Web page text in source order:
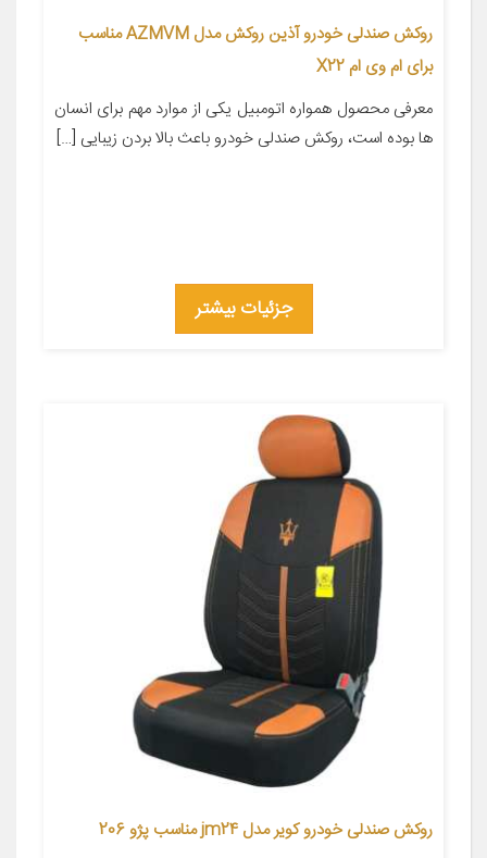
روکش صندلی خودرو آذین روکش مدل AZMVM مناسب
برای ام وی ام X22
معرفی محصول همواره اتومبیل یکی از موارد مهم برای انسان
ها بوده است، روکش صندلی خودرو باعث بالا بردن زیبایی […]
جزئیات بیشتر
روکش صندلی خودرو کویر مدل jm24 مناسب پژو 206